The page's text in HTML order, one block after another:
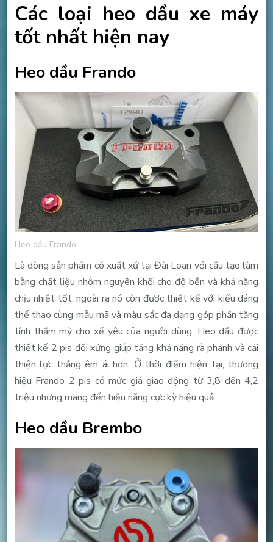
Các loại heo dầu xe máy
tốt nhất hiện nay
Heo dầu Frando
Heo dầu Frando
Là dòng sản phẩm có xuất xứ tại Đài Loan với cấu tạo làm
bằng chất liệu nhôm nguyên khối cho độ bền và khả năng
chịu nhiệt tốt, ngoài ra nó còn được thiết kế với kiểu dáng
thể thao cùng mẫu mã và màu sắc đa dạng góp phần tăng
tính thẩm mỹ cho xế yêu của người dùng. Heo dầu được
thiết kế 2 pis đối xứng giúp tăng khả năng rà phanh và cải
thiện lực thắng êm ái hơn. Ở thời điểm hiện tại, thương
hiệu Frando 2 pis có mức giá giao động từ 3,8 đến 4,2
triệu nhưng mang đến hiệu năng cực kỳ hiệu quả.
Heo dầu Brembo